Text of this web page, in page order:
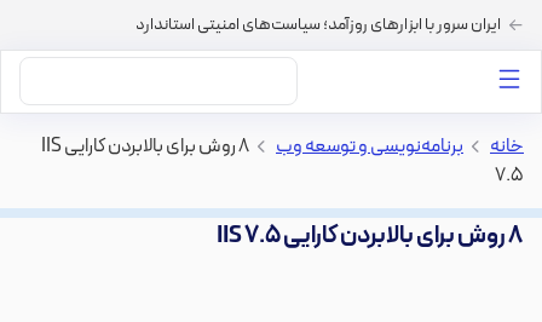
ایران سرور با ابزارهای روزآمد؛ سیاست‌های امنیتی استاندارد
خانه > برنامه‌نویسی و توسعه وب >
۸ روش برای بالابردن کارایی IIS
7.5
۸ روش برای بالابردن کارایی IIS 7.5